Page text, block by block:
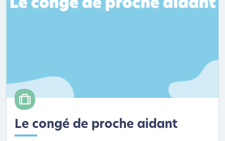
Le congé de proche aidant